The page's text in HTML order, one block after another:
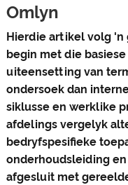
Omlyn
Hierdie artikel volg 'n
begin met die
uiteensetting van
ondersoek dan
siklusse en werklike
afdelings vergelyk
bedryfspesifieke
onderhoudsleiding
afgesluit met